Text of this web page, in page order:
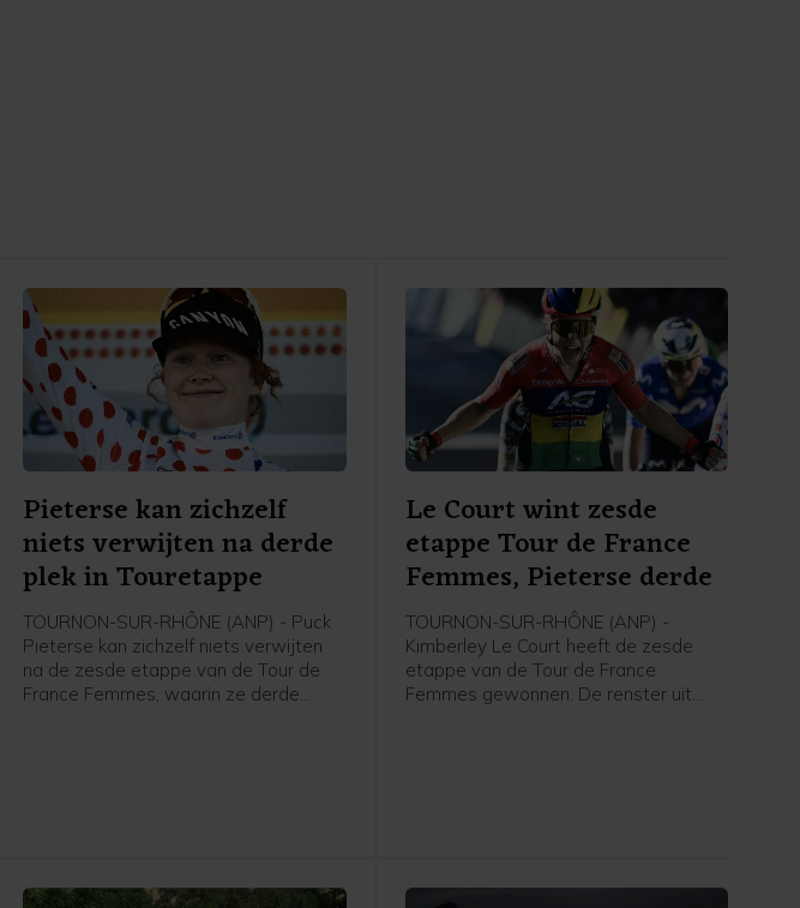
Pieterse kan zichzelf
niets verwijten na derde
plek in Touretappe
TOURNON-SUR-RHÔNE (ANP) - Puck
Pieterse kan zichzelf niets verwijten
na de zesde etappe van de Tour de
France Femmes, waarin ze derde
Le Court wint zesde
etappe Tour de France
Femmes, Pieterse derde
TOURNON-SUR-RHÔNE (ANP) -
Kimberley Le Court heeft de zesde
etappe van de Tour de France
Femmes gewonnen. De renster uit